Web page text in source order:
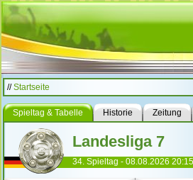
//Startseite
Spieltag & Tabelle Historie Zeitung
Landesliga 7
34. Spieltag - 08.08.2026 20:15